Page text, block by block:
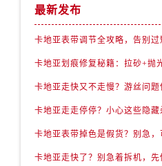
最新发布
卡地亚表带调节全攻略，告别过
卡地亚走走停停？小心这些隐藏
卡地亚走快了？别急着拆机，先